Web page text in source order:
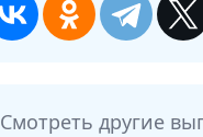
Смотреть другие